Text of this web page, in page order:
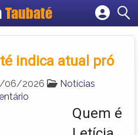
Taubaté
empresa
conta
indica atual pró
06/2026
Notícias
Quem é